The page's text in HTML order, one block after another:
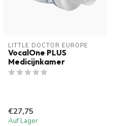
LITTLE DOCTOR EUROPE
VocalOne PLUS
Medicijnkamer
€27,75
Auf Lager